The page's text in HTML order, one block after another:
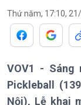
Thứ năm, 17:10,
VOV1 - Sáng
Pickleball
Nội), Lễ khai